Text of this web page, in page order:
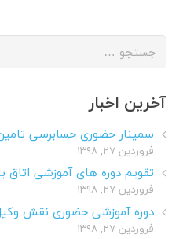
جستجو
آخرین اخبار
سمینار حضوری حسابرسی
فروردین ۲۷, ۱۳۹۸
تقویم دوره های آموزشی اتاق
فروردین ۲۷, ۱۳۹۸
دوره آموزشی حضوری نقش وکیل
فروردین ۲۷, ۱۳۹۸